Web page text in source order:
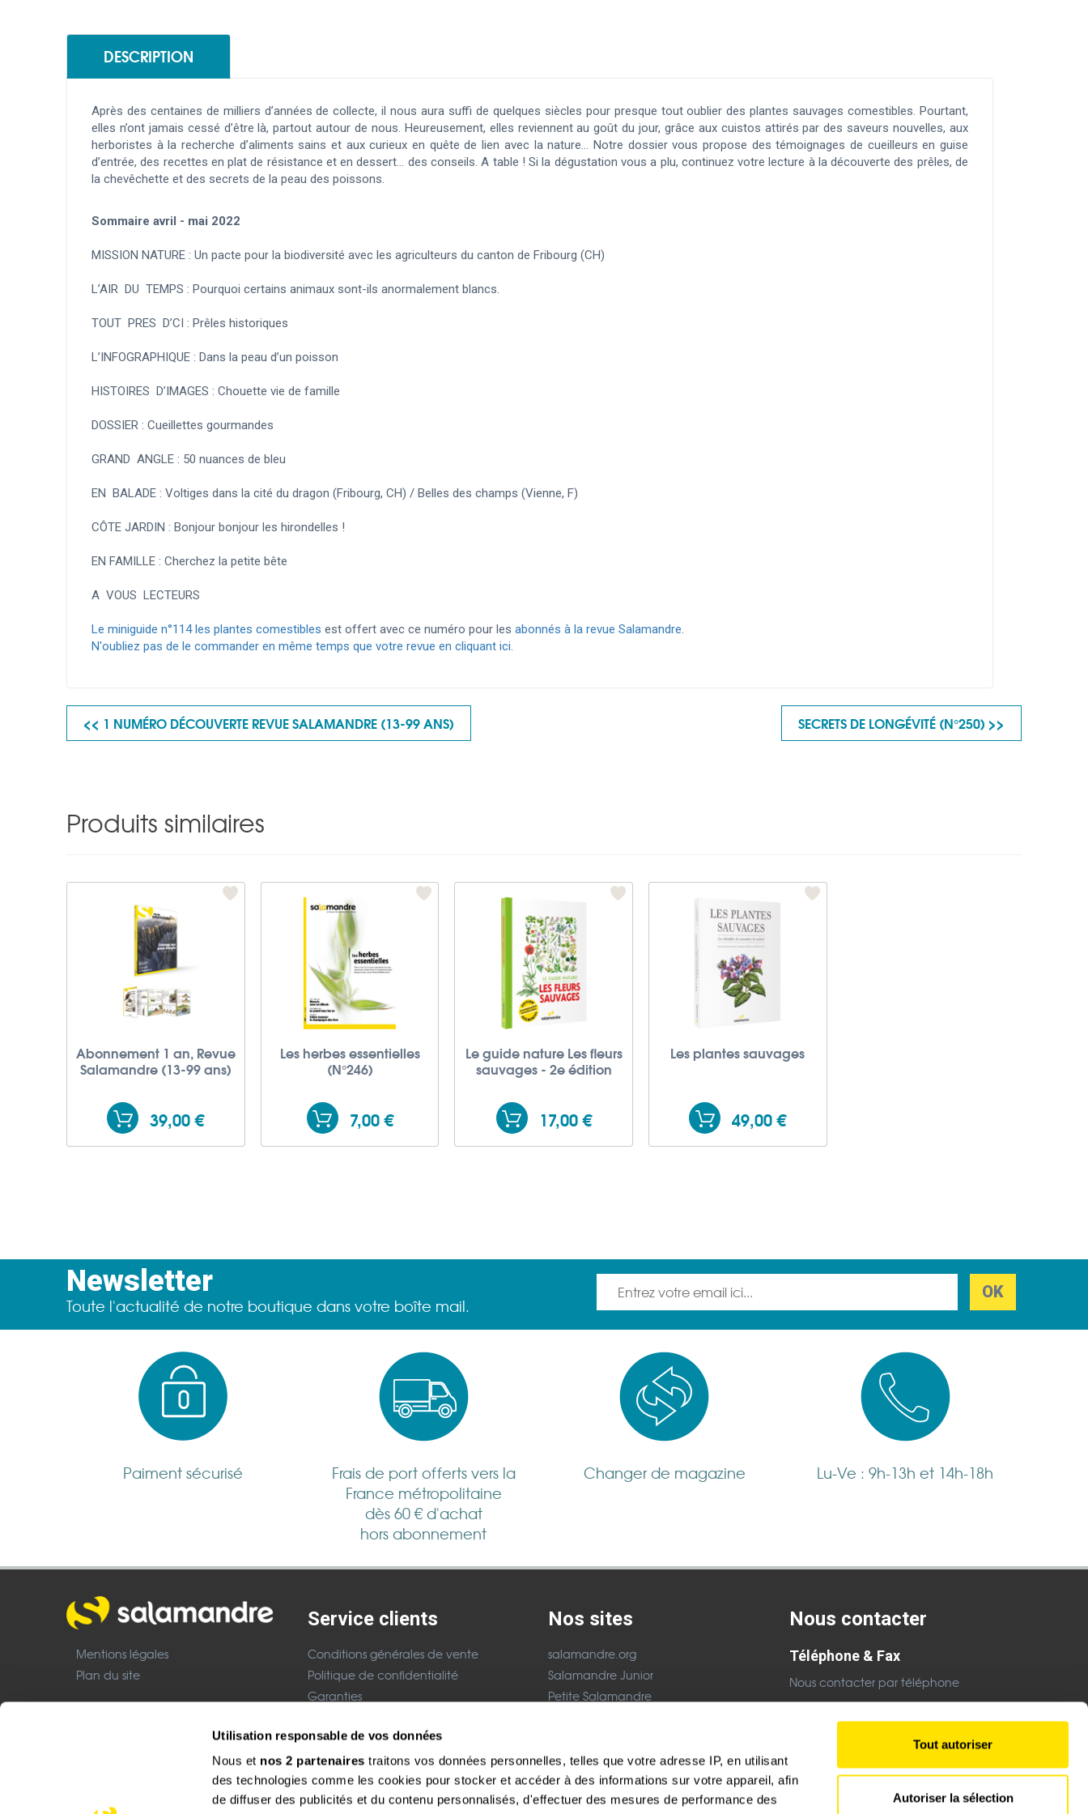
Utilisation responsable de vos données
Nous et nos 2 partenaires traitons vos données personnelles, telles que votre adresse IP, en utilisant
des technologies comme les cookies pour stocker et accéder à des informations sur votre appareil, afin
de diffuser des publicités et du contenu personnalisés, d'effectuer des mesures de performance des
Tout autoriser
Autoriser la sélection
DESCRIPTION
Après des centaines de milliers d’années de collecte, il nous aura suffi de quelques siècles pour presque tout oublier des plantes sauvages comestibles. Pourtant,
elles n’ont jamais cessé d’être là, partout autour de nous. Heureusement, elles reviennent au goût du jour, grâce aux cuistos attirés par des saveurs nouvelles, aux
herboristes à la recherche d’aliments sains et aux curieux en quête de lien avec la nature... Notre dossier vous propose des témoignages de cueilleurs en guise
d’entrée, des recettes en plat de résistance et en dessert… des conseils. A table ! Si la dégustation vous a plu, continuez votre lecture à la découverte des prêles, de
la chevêchette et des secrets de la peau des poissons.
Sommaire avril - mai 2022
MISSION NATURE : Un pacte pour la biodiversité avec les agriculteurs du canton de Fribourg (CH)
L’AIR DU TEMPS : Pourquoi certains animaux sont-ils anormalement blancs.
TOUT PRES D’CI : Prêles historiques
L’INFOGRAPHIQUE : Dans la peau d’un poisson
HISTOIRES D’IMAGES : Chouette vie de famille
DOSSIER : Cueillettes gourmandes
GRAND ANGLE : 50 nuances de bleu
EN BALADE : Voltiges dans la cité du dragon (Fribourg, CH) / Belles des champs (Vienne, F)
CÔTE JARDIN : Bonjour bonjour les hirondelles !
EN FAMILLE : Cherchez la petite bête
A VOUS LECTEURS
Le miniguide n°114 les plantes comestibles est offert avec ce numéro pour les abonnés à la revue Salamandre.
N'oubliez pas de le commander en même temps que votre revue en cliquant ici.
<< 1 NUMÉRO DÉCOUVERTE REVUE SALAMANDRE (13-99 ANS) SECRETS DE LONGÉVITÉ (N°250) >>
Produits similaires
Abonnement 1 an, Revue
Salamandre (13-99 ans)
39,00 €
Les herbes essentielles
(N°246)
7,00 €
Le guide nature Les fleurs
sauvages - 2e édition
17,00 €
Les plantes sauvages
49,00 €
Newsletter
Toute l'actualité de notre boutique dans votre boîte mail.
Paiment sécurisé
Frais de port offerts vers la
France métropolitaine
dès 60 € d'achat
hors abonnement
Changer de magazine Lu-Ve : 9h-13h et 14h-18h
Mentions légales
Plan du site
Boutique CHF
Site réalisé avec le soutien de :
Service clients
Conditions générales de vente
Politique de confidentialité
Garanties
Mentions légales
Nos sites
salamandre.org
Salamandre Junior
Petite Salamandre
Paiement sécurisés
Nous contacter
Téléphone & Fax
Nous contacter par téléphone
Nous contacter par email